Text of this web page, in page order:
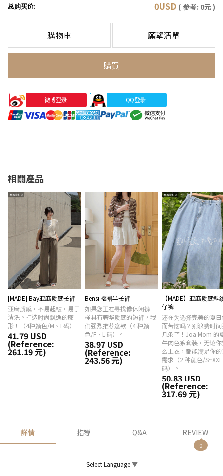
总购买价: 0USD ( 参考: 0元 )
購物車 願望清單
購買
微博登录 QQ登录
相關產品
[MADE] Bay亚麻质感长裤
亚麻质感，不易起皱，易于
清洗。打造时尚飘逸的廓
形！（4种颜色/M、L码）
41.79 USD
(Reference:
261.19 元)
Bensi 褶裥半长裤
如果您正在寻找像休闲裤一
样具有奢华质感的短裤，我
们强烈推荐这款（4 种颜
色/F、L 码）。
38.97 USD
(Reference:
243.56 元)
【MADE】亚麻质感斜
仔裤
还在为选择完美的夏日
而苦恼吗？别浪费时间
几条了！Joa Mom 的
牛肉色系套装，无论你
么上衣，都能满足你的
需求（2 种颜色/S~XXL
码）。
50.83 USD
(Reference:
317.69 元)
詳情 指導 Q&A REVIEW
0
Select Language ▼